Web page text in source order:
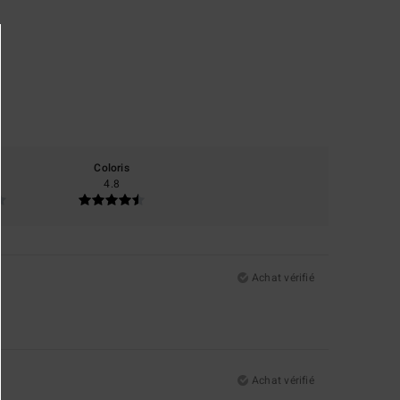
Coloris
4.8
Achat vérifié
Achat vérifié